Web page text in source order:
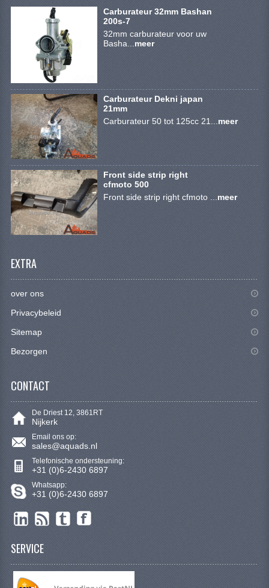
Carburateur 32mm Bashan
200s-7
32mm carburateur voor uw
Basha...meer
Carburateur Dekni japan
21mm
Carburateur 50 tot 125cc 21... meer
Front side strip right
cfmoto 500
Front side strip right cfmoto ...meer
EXTRA
over ons
Privacybeleid
Sitemap
Bezorgen
CONTACT
De Driest 12, 3861RT
Nijkerk
Email ons op:
sales@aquads.nl
Telefonische ondersteuning:
+31 (0)6-2430 6897
Whatsapp:
+31 (0)6-2430 6897
SERVICE